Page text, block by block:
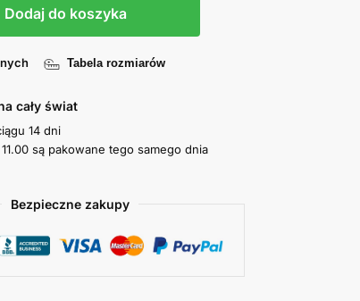
Dodaj do koszyka
Tabela rozmiarów
cały świat
14 dni
są pakowane tego samego dnia
Bezpieczne zakupy